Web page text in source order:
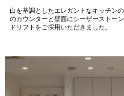
白を基調としたエレガントなキッチン
のカウンターと壁面にシーザーストー
ドリフトをご採用いただきました。